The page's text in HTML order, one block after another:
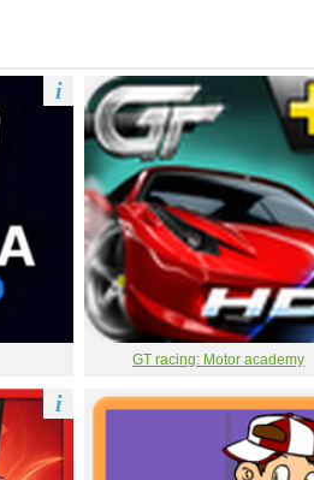
i
GT racing: Motor academy
i